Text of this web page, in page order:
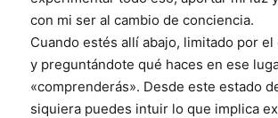
con mi ser al cambio de conciencia.
Cuando estés allí abajo, limitado por
y preguntándote qué haces en ese
«comprenderás». Desde este estado
siquiera puedes intuir lo que implica